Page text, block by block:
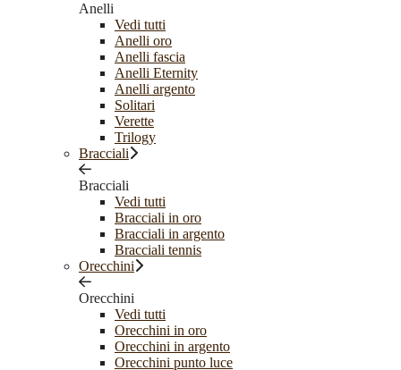
Anelli
Vedi tutti
Anelli oro
Anelli fascia
Anelli Eternity
Anelli argento
Solitari
Verette
Trilogy
Bracciali
Bracciali
Vedi tutti
Bracciali in oro
Bracciali in argento
Bracciali tennis
Orecchini
Orecchini
Vedi tutti
Orecchini in oro
Orecchini in argento
Orecchini punto luce